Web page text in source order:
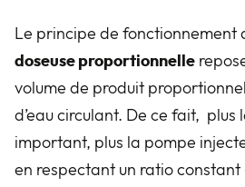
Le principe de fonctionnement
doseuse proportionnelle
volume de produit
d’eau circulant. De ce fait, plus
important, plus la pompe
en respectant un ratio constant